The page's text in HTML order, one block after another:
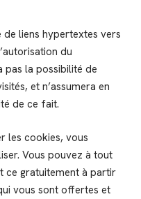
liens hypertextes vers
du
pas la possibilité de
et n’assumera en
de ce fait.
les cookies, vous
Vous pouvez à tout
ce gratuitement à partir
vous sont offertes et